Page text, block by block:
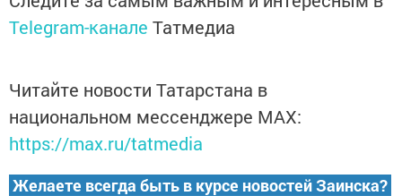
Telegram-канале Татмедиа
Читайте новости Татарстана в
национальном мессенджере MАХ:
https://max.ru/tatmedia
Желаете всегда быть в курсе новостей Заинска?